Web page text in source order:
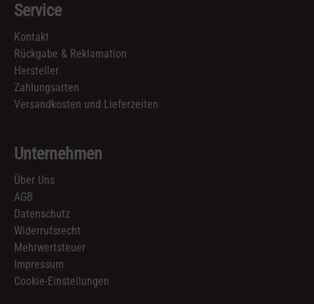
Service
Kontakt
Rückgabe & Reklamation
Hersteller
Zahlungsarten
Versandkosten und Lieferzeiten
Unternehmen
Über Uns
AGB
Datenschutz
Widerrufsrecht
Mehrwertsteuer
Impressum
Cookie-Einstellungen